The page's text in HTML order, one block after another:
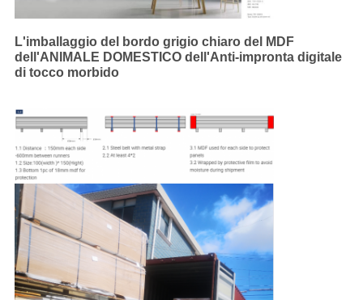
L'imballaggio del bordo grigio chiaro del MDF
dell'ANIMALE DOMESTICO dell'Anti-impronta digitale
di tocco morbido